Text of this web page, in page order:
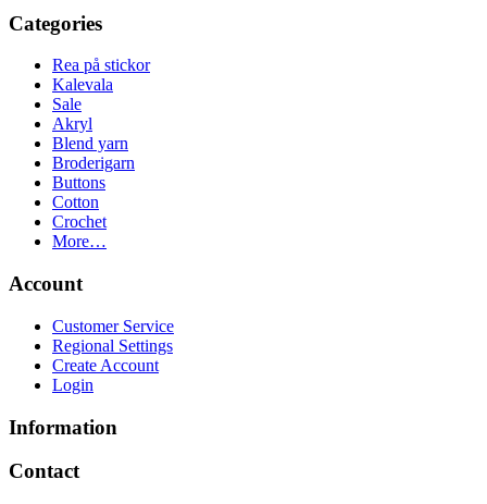
Categories
Rea på stickor
Kalevala
Sale
Akryl
Blend yarn
Broderigarn
Buttons
Cotton
Crochet
More…
Account
Customer Service
Regional Settings
Create Account
Login
Information
Contact